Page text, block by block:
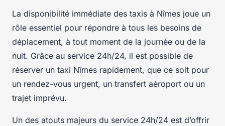
La disponibilité immédiate des taxis à Nîmes joue un
rôle essentiel pour répondre à tous les besoins de
déplacement, à tout moment de la journée ou de la
nuit. Grâce au service 24h/24, il est possible de
réserver un taxi Nîmes rapidement, que ce soit pour
un rendez-vous urgent, un transfert aéroport ou un
trajet imprévu.
Un des atouts majeurs du service 24h/24 est d’offrir